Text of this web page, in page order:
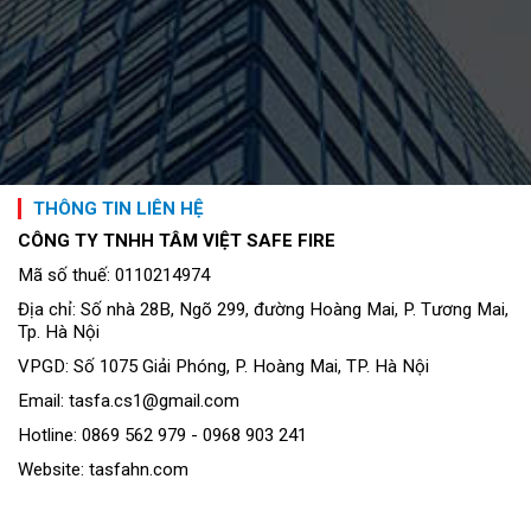
THÔNG TIN LIÊN HỆ
CÔNG TY TNHH TÂM VIỆT SAFE FIRE
Mã số thuế: 0110214974
Địa chỉ: Số nhà 28B, Ngõ 299, đường Hoàng Mai, P. Tương Mai,
Tp. Hà Nội
VPGD: Số 1075 Giải Phóng, P. Hoàng Mai, TP. Hà Nội
Email: tasfa.cs1@gmail.com
Hotline: 0869 562 979 - 0968 903 241
Website: tasfahn.com